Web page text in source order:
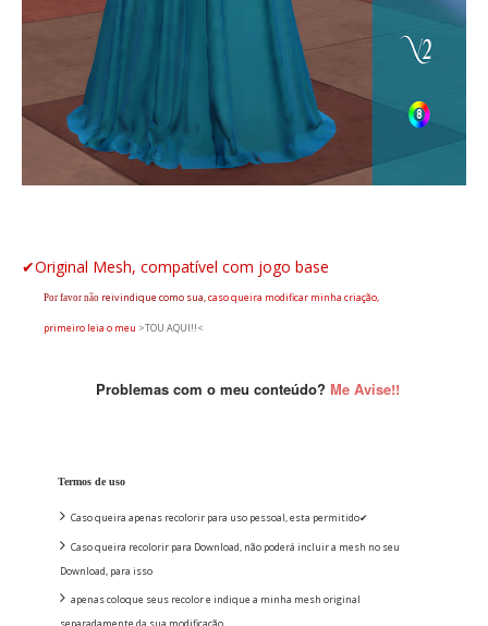
✔Original Mesh, compatível com jogo base
Por favor não reivindiquecomo sua,caso queira modificar minha criação,
primeiro leia o meu >TOU AQUI!!<
Problemas com o meu conteúdo? Me Avise!!
Termos de uso
Caso queira apenas recolorir para uso pessoal, esta permitido✔
Caso queira recolorir para Download, não poderá incluir a mesh no seu
Download, para isso
apenas coloque seus recolor e indique a minha mesh original